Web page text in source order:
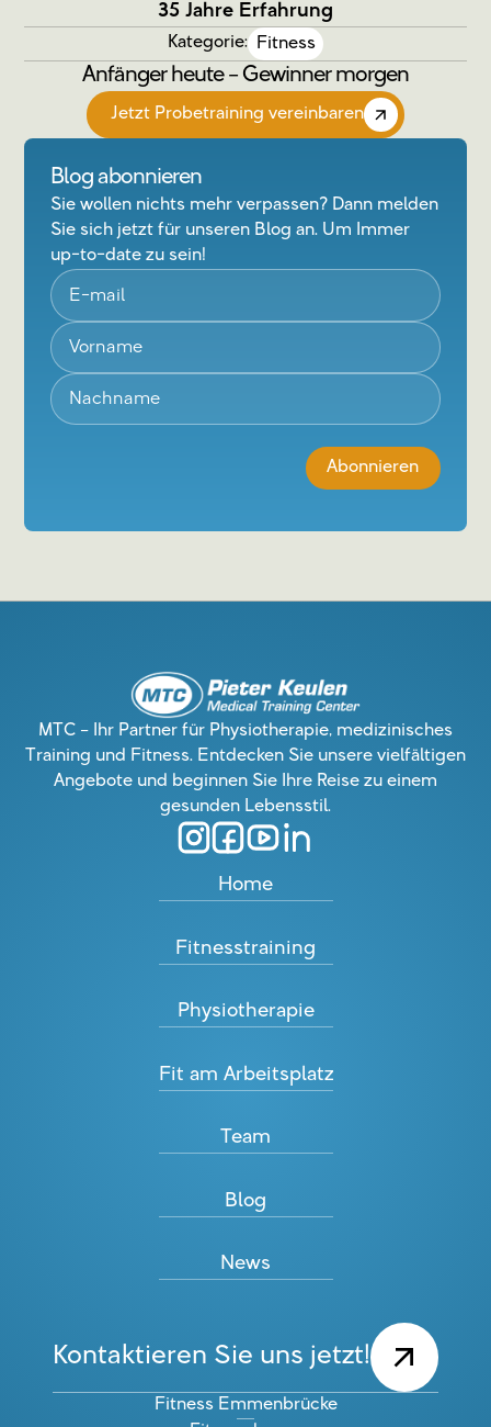
35 Jahre Erfahrung
Kategorie: Fitness
Anfänger heute – Gewinner morgen
Jetzt Probetraining vereinbaren
Blog abonnieren
Sie wollen nichts mehr verpassen? Dann melden
Sie sich jetzt für unseren Blog an. Um Immer
up-to-date zu sein!
MTC – Ihr Partner für Physiotherapie, medizinisches
Training und Fitness. Entdecken Sie unsere vielfältigen
Angebote und beginnen Sie Ihre Reise zu einem
gesunden Lebensstil.
Home
Fitnesstraining
Physiotherapie
Fit am Arbeitsplatz
Team
Blog
News
Kontaktieren Sie uns jetzt!
Fitness Emmenbrücke